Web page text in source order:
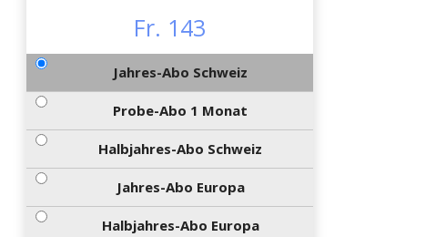
Fr. 143
Jahres-Abo Schweiz
Probe-Abo 1 Monat
Halbjahres-Abo Schweiz
Jahres-Abo Europa
Halbjahres-Abo Europa